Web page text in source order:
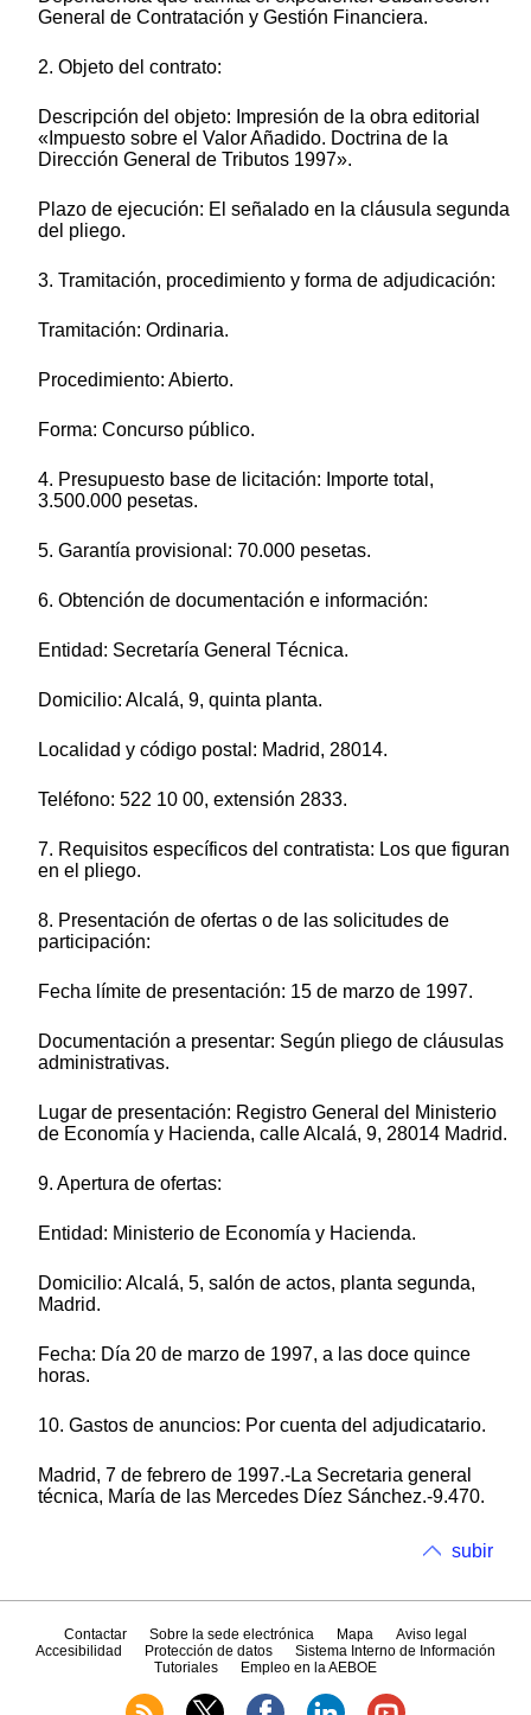
General de Contratación y Gestión Financiera.
2. Objeto del contrato:
Descripción del objeto: Impresión de la obra editorial
«Impuesto sobre el Valor Añadido. Doctrina de la
Dirección General de Tributos 1997».
Plazo de ejecución: El señalado en la cláusula segunda
del pliego.
3. Tramitación, procedimiento y forma de adjudicación:
Tramitación: Ordinaria.
Procedimiento: Abierto.
Forma: Concurso público.
4. Presupuesto base de licitación: Importe total,
3.500.000 pesetas.
5. Garantía provisional: 70.000 pesetas.
6. Obtención de documentación e información:
Entidad: Secretaría General Técnica.
Domicilio: Alcalá, 9, quinta planta.
Localidad y código postal: Madrid, 28014.
Teléfono: 522 10 00, extensión 2833.
7. Requisitos específicos del contratista: Los que figuran
en el pliego.
8. Presentación de ofertas o de las solicitudes de
participación:
Fecha límite de presentación: 15 de marzo de 1997.
Documentación a presentar: Según pliego de cláusulas
administrativas.
Lugar de presentación: Registro General del Ministerio
de Economía y Hacienda, calle Alcalá, 9, 28014 Madrid.
9. Apertura de ofertas:
Entidad: Ministerio de Economía y Hacienda.
Domicilio: Alcalá, 5, salón de actos, planta segunda,
Madrid.
Fecha: Día 20 de marzo de 1997, a las doce quince
horas.
10. Gastos de anuncios: Por cuenta del adjudicatario.
Madrid, 7 de febrero de 1997.-La Secretaria general
técnica, María de las Mercedes Díez Sánchez.-9.470.
subir
Contactar Sobre la sede electrónica Mapa
Aviso legal
Accesibilidad
Protección de datos
Sistema Interno de Información
Tutoriales
Empleo en la AEBOE